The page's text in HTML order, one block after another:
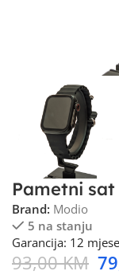
Pametni
Brand: Modio
5 na stanju
Garancija: 12
93,00KM